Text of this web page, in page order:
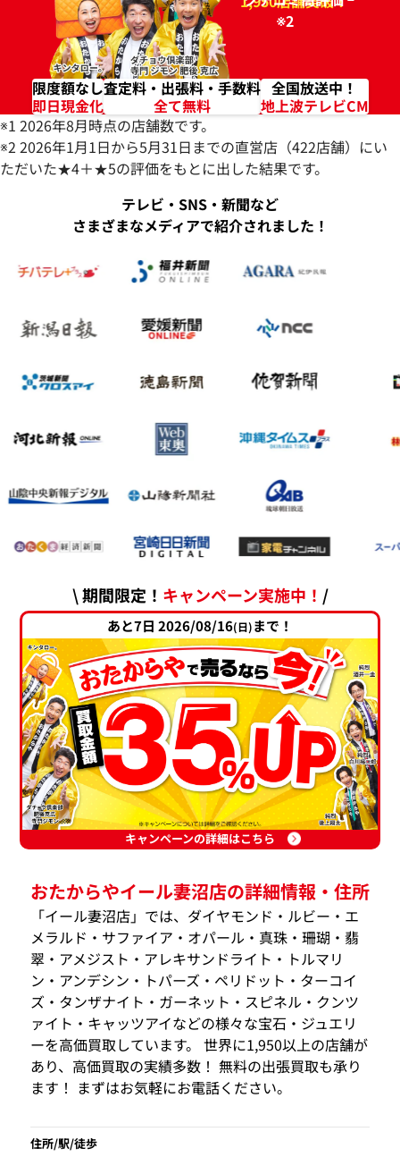
※2
限度額なし
即日現金化
査定料・出張料・手数料
全て無料
全国放送中！
地上波テレビCM
※1 2026年8月時点の店舗数です。
※2 2026年1月1日から5月31日までの直営店（422店舗）にい
ただいた★4＋★5の評価をもとに出した結果です。
テレビ・SNS・新聞など
さまざまなメディアで紹介されました！
\ 期間限定！ キャンペーン実施中！ /
あと7日 2026/08/16(日)まで！
キャンペーンの詳細はこちら
おたからやイール妻沼店の詳細情報・住所
「イール妻沼店」では、ダイヤモンド・ルビー・エ
メラルド・サファイア・オパール・真珠・珊瑚・翡
翠・アメジスト・アレキサンドライト・トルマリ
ン・アンデシン・トパーズ・ペリドット・ターコイ
ズ・タンザナイト・ガーネット・スピネル・クンツ
ァイト・キャッツアイなどの様々な宝石・ジュエリ
ーを高価買取しています。 世界に1,950以上の店舗が
あり、高価買取の実績多数！ 無料の出張買取も承り
ます！ まずはお気軽にお電話ください。
住所/駅/徒歩